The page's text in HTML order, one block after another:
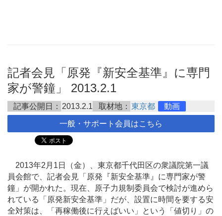
記者会見「原発『新安全基準』に専門
家が警鐘」 2013.2.1
記事公開日： 2013.2.1 取材地： 東京都 動画
一般・サポート会員はこちら
2013年2月1日（金）、東京都千代田区の衆議院第一議
員会館で、記者会見「原発『新安全基準』に専門家が警
鐘」が開かれた。現在、原子力規制委員会で検討が進めら
れている「原発新安全基準」だが、設置に時間を要する安
全対策は、「再稼働後に行えばいい」という「値切り」の